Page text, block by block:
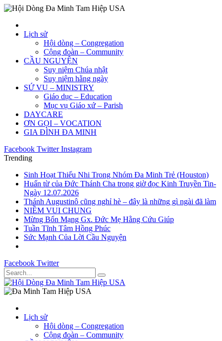
Lịch sử
Hội dòng – Congregation
Cộng đoàn – Community
CẦU NGUYỆN
Suy niệm Chúa nhật
Suy niệm hằng ngày
SỨ VỤ – MINISTRY
Giáo dục – Education
Mục vụ Giáo xứ – Parish
DAYCARE
ƠN GỌI – VOCATION
GIA ĐÌNH ĐA MINH
Facebook Twitter Instagram
Trending
Sinh Hoạt Thiếu Nhi Trong Nhóm Đa Minh Trẻ (Houston)
Huấn từ của Đức Thánh Cha trong giờ đọc Kinh Truyền Tin-
Ngày 12.07.2026
Thánh Augustinô cũng nghỉ hè – đây là những gì ngài đã làm
NIỀM VUI CHUNG
Mừng Bổn Mạng Gx. Đức Mẹ Hằng Cứu Giúp
Tuần Tĩnh Tâm Hồng Phúc
Sức Mạnh Của Lời Cầu Nguyện
Facebook Twitter
Lịch sử
Hội dòng – Congregation
Cộng đoàn – Community